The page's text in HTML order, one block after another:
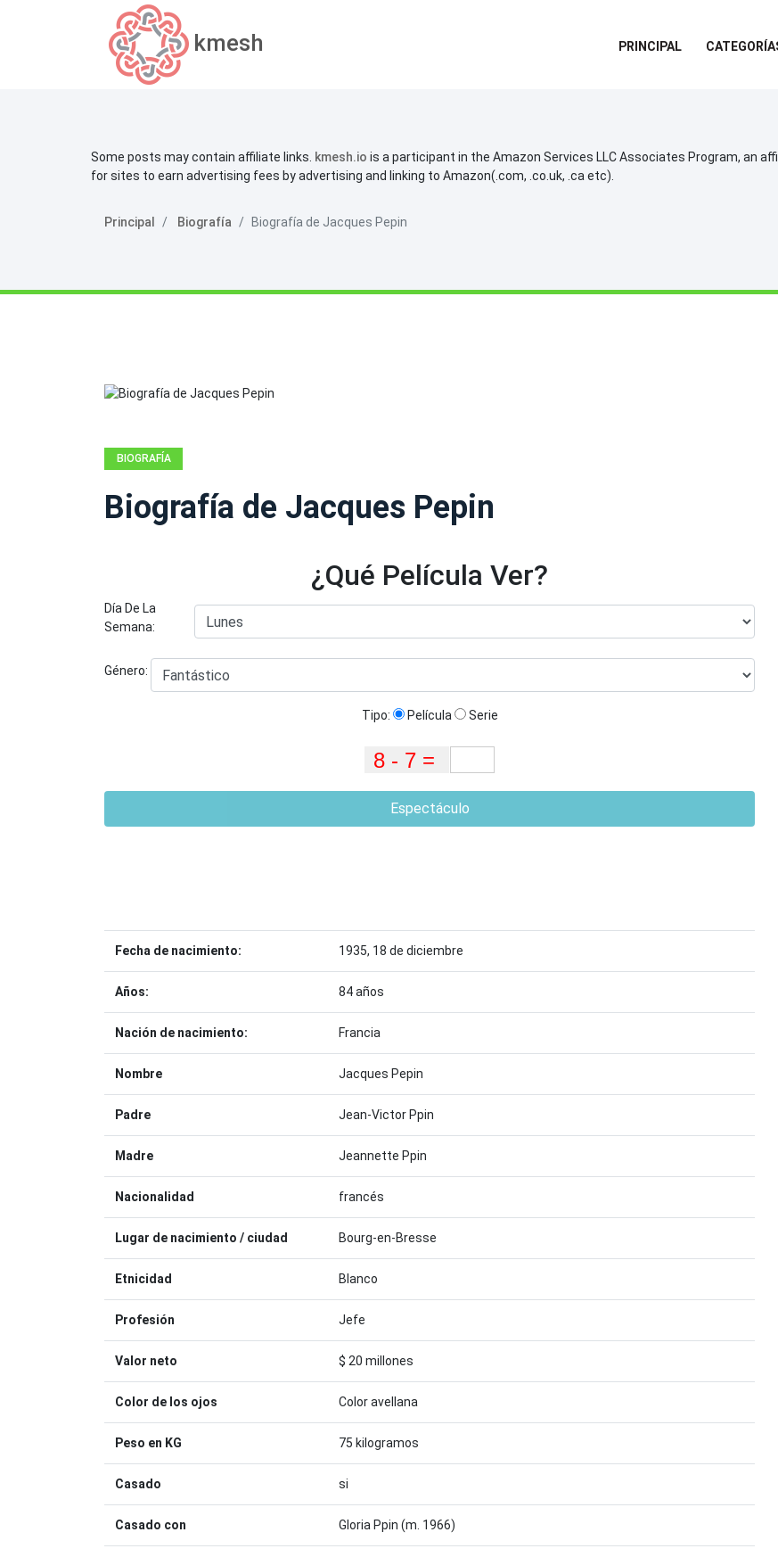
kmesh PRINCIPAL
Some posts may contain affiliate links. kmesh.io is a participant in the Amazon Services LLC Associates Program, an
for sites to earn advertising fees by advertising and linking to Amazon(.com, .co.uk, .ca etc).
Principal Biografía Biografía de Jacques Pepin
BIOGRAFÍA
Biografía de Jacques Pepin
¿Qué Película Ver?
Día De La
Semana:
Género:
Tipo: Película Serie
Espectáculo
Fecha de nacimiento: 1935, 18 de diciembre
Años: 84 años
Nación de nacimiento: Francia
Nombre Jacques Pepin
Padre Jean-Victor Ppin
Madre Jeannette Ppin
Nacionalidad francés
Lugar de nacimiento / ciudad Bourg-en-Bresse
Etnicidad Blanco
Profesión Jefe
Valor neto $ 20 millones
Color de los ojos Color avellana
Peso en KG 75 kilogramos
Casado si
Casado con Gloria Ppin (m. 1966)